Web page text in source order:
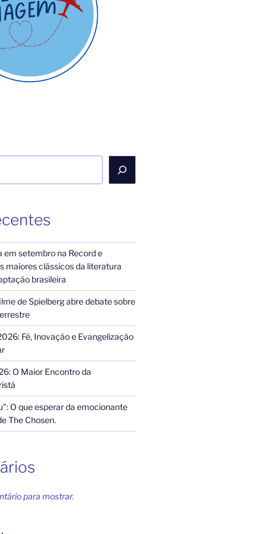
em setembro na Record e
maiores clássicos da literatura
brasileira
de Spielberg abre debate sobre
Fé, Inovação e Evangelização
O Maior Encontro da
O que esperar da emocionante
The Chosen.
para mostrar.